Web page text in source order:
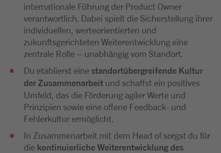
internationale Führung der Product Owner
verantwortlich. Dabei spielt die Sicherstellung ihrer
individuellen, werteorientierten und
zukunftsgerichteten Weiterentwicklung eine
zentrale Rolle – unabhängig vom Standort.
Du etablierst eine standortübergreifende Kultur
der Zusammenarbeit und schaffst ein positives
Umfeld, das die Förderung agiler Werte und
Prinzipien sowie eine offene Feedback- und
Fehlerkultur ermöglicht.
In Zusammenarbeit mit dem Head of sorgst du für
die kontinuierliche Weiterentwicklung des